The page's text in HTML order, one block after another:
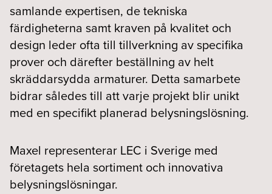
samlande expertisen, de tekniska
färdigheterna samt kraven på kvalitet och
design leder ofta till tillverkning av specifika
prover och därefter beställning av helt
skräddarsydda armaturer. Detta samarbete
bidrar således till att varje projekt blir unikt
med en specifikt planerad belysningslösning.
Maxel representerar LEC i Sverige med
företagets hela sortiment och innovativa
belysningslösningar.